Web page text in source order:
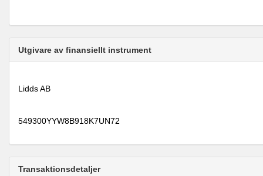
Utgivare av finansiellt instrument
Lidds AB
549300YYW8B918K7UN72
Transaktionsdetaljer